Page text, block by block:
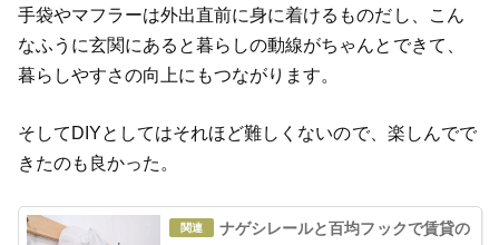
手袋やマフラーは外出直前に身に着けるものだし、こん
なふうに玄関にあると暮らしの動線がちゃんとできて、
暮らしやすさの向上にもつながります。
そしてDIYとしてはそれほど難しくないので、楽しんでで
きたのも良かった。
ナゲシレールと百均フックで賃貸の